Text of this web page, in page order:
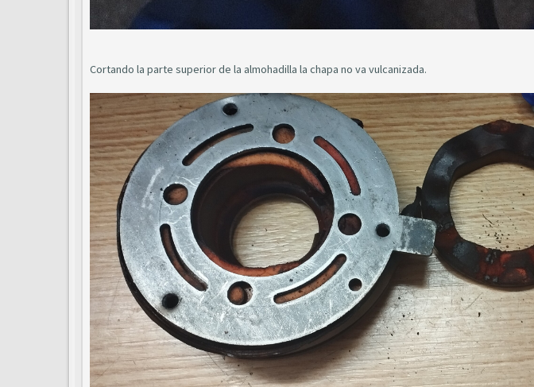
Cortando la parte superior de la almohadilla la chapa no va vulcanizada.